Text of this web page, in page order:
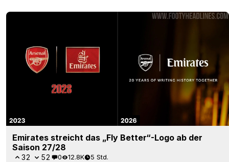
Emirates streicht das „Fly Better“-Logo ab der
Saison 27/28
32 52 0 12.8K 5 Std.